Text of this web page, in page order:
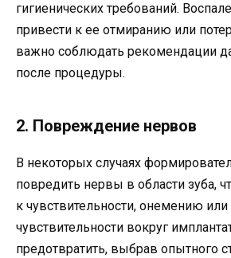
гигиенических требований.
привести к ее отмиранию или
важно соблюдать рекомендации
после процедуры.
2. Повреждение нервов
В некоторых случаях
повредить нервы в области зуба,
к чувствительности, онемению или
чувствительности вокруг
предотвратить, выбрав опытного